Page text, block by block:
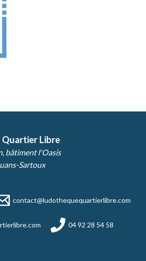
Libre
bâtiment l'Oasis
Sartoux
contact@ludothequequartierlibre.com
04 92 28 54 58